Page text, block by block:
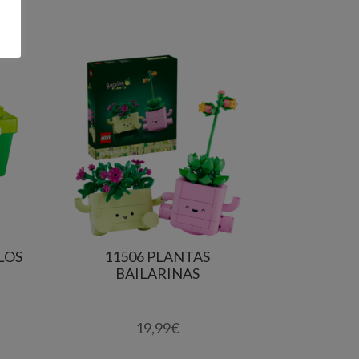
11506 PLANTAS
BAILARINAS
19,99€